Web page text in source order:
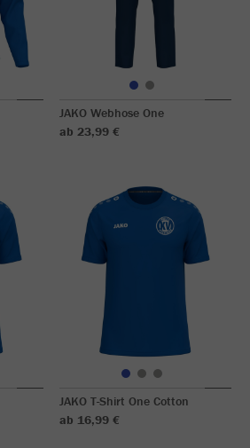
JAKO Webhose One
ab 23,99 €
JAKO T-Shirt One Cotton
ab 16,99 €